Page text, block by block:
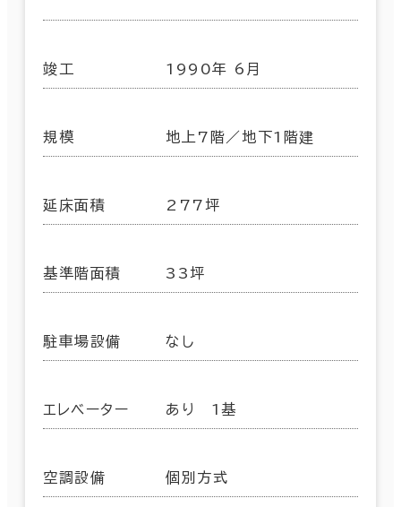
竣工 1990年 6月
規模 地上7階／地下1階建
延床面積 277坪
基準階面積 33坪
駐車場設備 なし
エレベーター あり 1基
空調設備 個別方式